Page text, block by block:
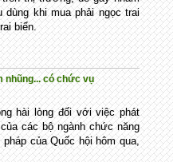
dùng khi mua phải ngọc trai
biển.
nhũng... có chức vụ
hài lòng đối với việc phát
các bộ ngành chức năng
của Quốc hội hôm qua,